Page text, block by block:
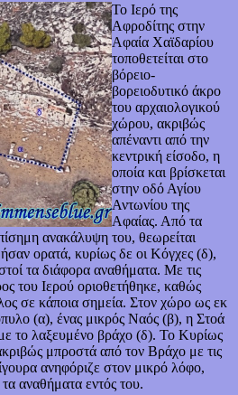
Το Ιερό της
Αφροδίτης στην
Αφαία Χαϊδαρίου
τοποθετείται στο
βόρειο-
βορειοδυτικό άκρο
του αρχαιολογικού
χώρου, ακριβώς
απέναντι από την
κεντρική είσοδο, η
οποία και βρίσκεται
στην οδό Αγίου
Αντωνίου της
Αφαίας. Από τα
ανακάλυψη του, θεωρείται
ορατά, κυρίως δε οι Κόγχες (δ),
τα διάφορα αναθήματα. Με τις
του Ιερού οριοθετήθηκε, καθώς
σε κάποια σημεία. Στον χώρο ως εκ
(α), ένας μικρός Ναός (β), η Στοά
το λαξευμένο βράχο (δ). Το Κυρίως
μπροστά από τον Βράχο με τις
ανηφόριζε στον μικρό λόφο,
αναθήματα εντός του.